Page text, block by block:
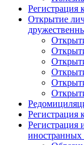
Регистрация
Открытие
Регистрация
иностранных